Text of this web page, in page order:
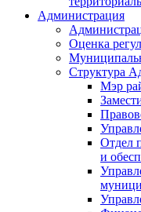
Администрация
Оценка
Структура
Мэр
Отдел
и